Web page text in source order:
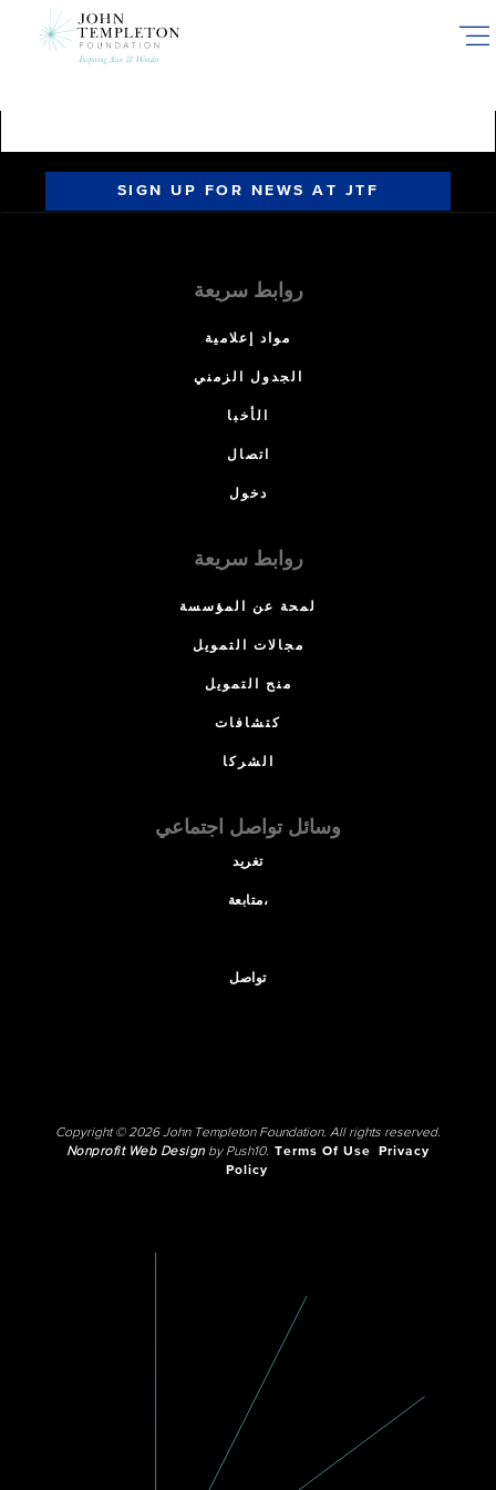
SIGN UP FOR NEWS AT JTF
روابط سريعة
مواد إعلامية
الجدول الزمني
الأخبا
اتصال
دخول
روابط سريعة
لمحة عن المؤسسة
مجالات التمويل
منح التمويل
كتشافات
الشركا
وسائل تواصل اجتماعي
تغريد
متابعة،
تواصل
Copyright © 2026 John Templeton Foundation. All rights reserved.
Nonprofit Web Designby Push10. Terms Of Use
Privacy
Policy